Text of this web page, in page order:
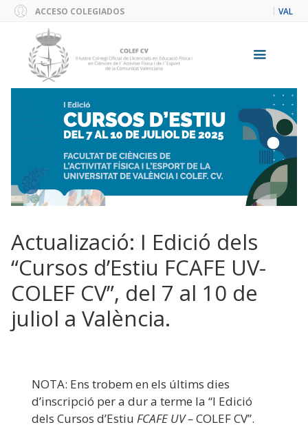
Skip
content
ACCESO COLEGIADOS VAL
Menu
Actualizació: I Edició dels
“Cursos d’Estiu FCAFE UV-
COLEF CV”, del 7 al 10 de
juliol a València.
NOTA: Ens trobem en els últims dies
d’inscripció per a dur a terme la “I Edició
dels Cursos d’Estiu FCAFE UV –COLEF CV”.